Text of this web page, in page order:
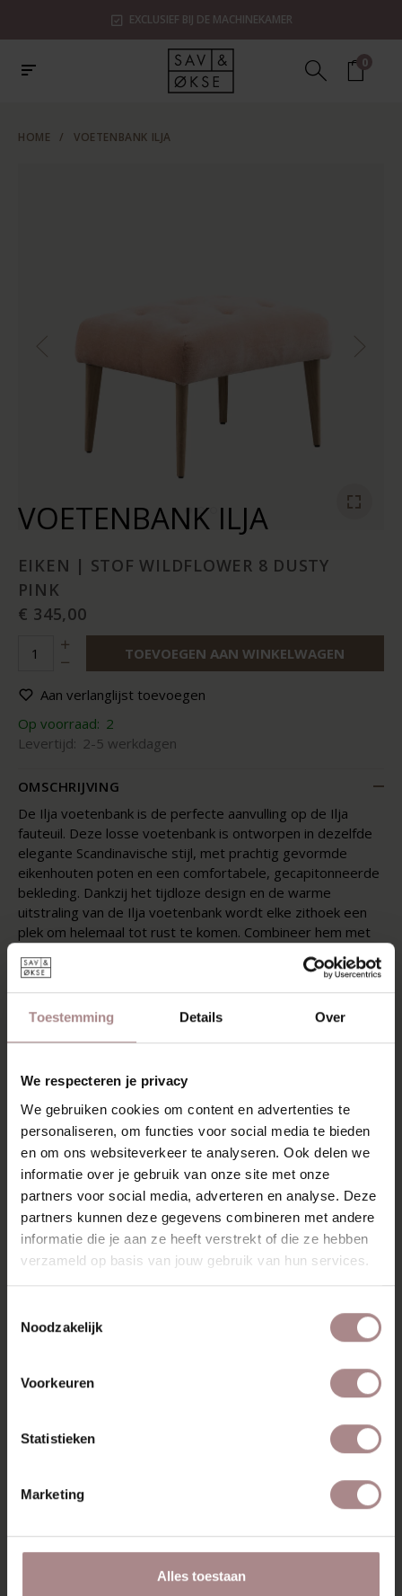
Toestemming Details Over
We respecteren je privacy
We gebruiken cookies om content en advertenties te
personaliseren, om functies voor social media te bieden
en om ons websiteverkeer te analyseren. Ook delen we
informatie over je gebruik van onze site met onze
partners voor social media, adverteren en analyse. Deze
partners kunnen deze gegevens combineren met andere
informatie die je aan ze heeft verstrekt of die ze hebben
verzameld op basis van jouw gebruik van hun services.
Noodzakelijk
Voorkeuren
Statistieken
Marketing
Alles toestaan
EXCLUSIEF BIJ DE MACHINEKAMER
0
HOME / VOETENBANK ILJA
VOETENBANK ILJA
EIKEN | STOF WILDFLOWER 8 DUSTY
PINK
€ 345,00
TOEVOEGEN AAN WINKELWAGEN
Aan verlanglijst toevoegen
Op voorraad: 2
Levertijd: 2-5 werkdagen
OMSCHRIJVING
De Ilja voetenbank is de perfecte aanvulling op de Ilja
fauteuil. Deze losse voetenbank is ontworpen in dezelfde
elegante Scandinavische stijl, met prachtig gevormde
eikenhouten poten en een comfortabele, gecapitonneerde
bekleding. Dankzij het tijdloze design en de warme
uitstraling van de Ilja voetenbank wordt elke zithoek een
plek om helemaal tot rust te komen. Combineer hem met
gebruik hem als losse poef voor extra zitcomfort in je
interieur.
Ilja gaat uit de collectie en is nog beperkt beschikbaar.
Leverbaar zolang de voorraad strekt.
KENMERKEN
VERPAKKING EN MONTAGE
GARANTIE
MISSCHIEN VIND JE DIT
ILJA FAUTEUIL |